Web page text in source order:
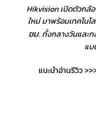
Hikvision เปิดตัวกล้
ใหม่ มาพร้อมเทคโน
ชม. ทั้งกลางวันและก
แบ
แนะนำอ่านรีวิว